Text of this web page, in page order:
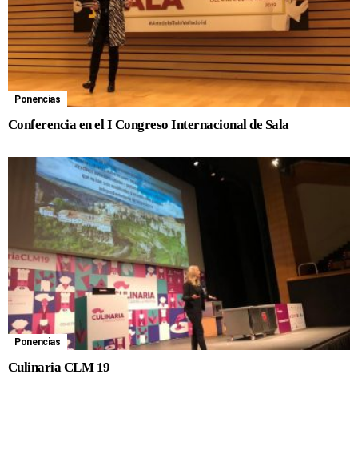
Ponencias
Conferencia en el I Congreso Internacional de Sala
Ponencias
Culinaria CLM 19